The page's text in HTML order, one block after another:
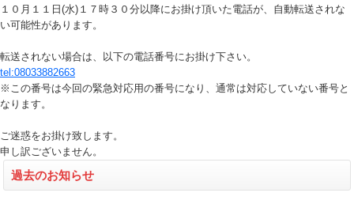
１０月１１日(水)１７時３０分以降にお掛け頂いた電話が、自動転送されな
い可能性があります。
転送されない場合は、以下の電話番号にお掛け下さい。
tel:08033882663
※この番号は今回の緊急対応用の番号になり、通常は対応していない番号と
なります。
ご迷惑をお掛け致します。
申し訳ございません。
過去のお知らせ